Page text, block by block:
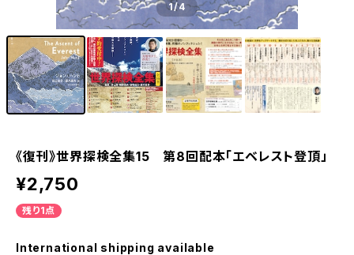
1/4
《復刊》世界探検全集15 第8回配本「エベレスト登頂」
¥2,750
残り1点
International shipping available